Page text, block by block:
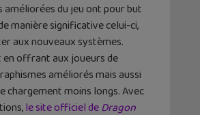
améliorées du jeu ont pour but
manière significative celui-ci,
aux nouveaux systèmes.
offrant aux joueurs de
améliorés mais aussi
chargement moins longs. Avec
le site officiel deDragon